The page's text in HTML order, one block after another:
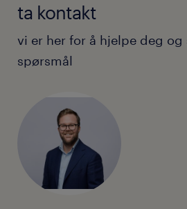
ta kontakt
vi er her for å hjelpe deg og
spørsmål